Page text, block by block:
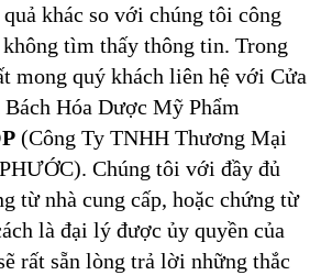
khác so với chúng tôi công
tìm thấy thông tin. Trong
mong quý khách liên hệ với Cửa
Hóa Dược Mỹ Phẩm
(Công Ty TNHH Thương Mại
Chúng tôi với đầy đủ
từ nhà cung cấp, hoặc chứng từ
là đại lý được ủy quyền của
rất sẵn lòng trả lời những thắc